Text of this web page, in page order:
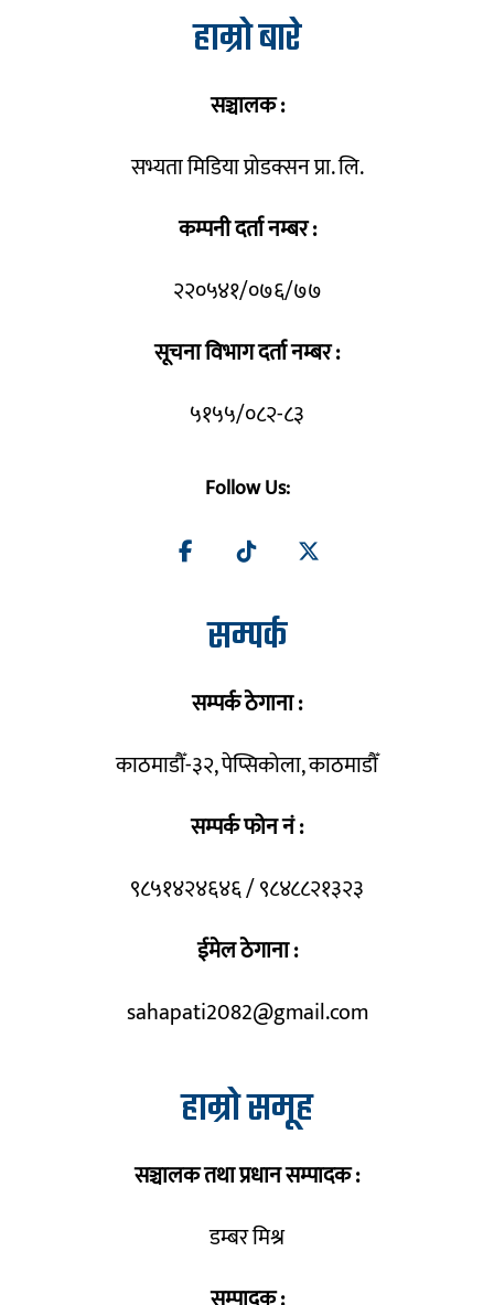
हाम्रो बारे
सञ्चालक :
सभ्यता मिडिया प्रोडक्सन प्रा. लि.
कम्पनी दर्ता नम्बर :
२२०५४१/०७६/७७
सूचना विभाग दर्ता नम्बर :
५१५५/०८२-८३
Follow Us:
सम्पर्क
सम्पर्क ठेगाना :
काठमाडौँ-३२, पेप्सिकोला, काठमाडौँ
सम्पर्क फोन नं :
९८५१४२४६४६ / ९८४८८२१३२३
ईमेल ठेगाना :
sahapati2082@gmail.com
हाम्रो समूह
सञ्चालक तथा प्रधान सम्पादक :
डम्बर मिश्र